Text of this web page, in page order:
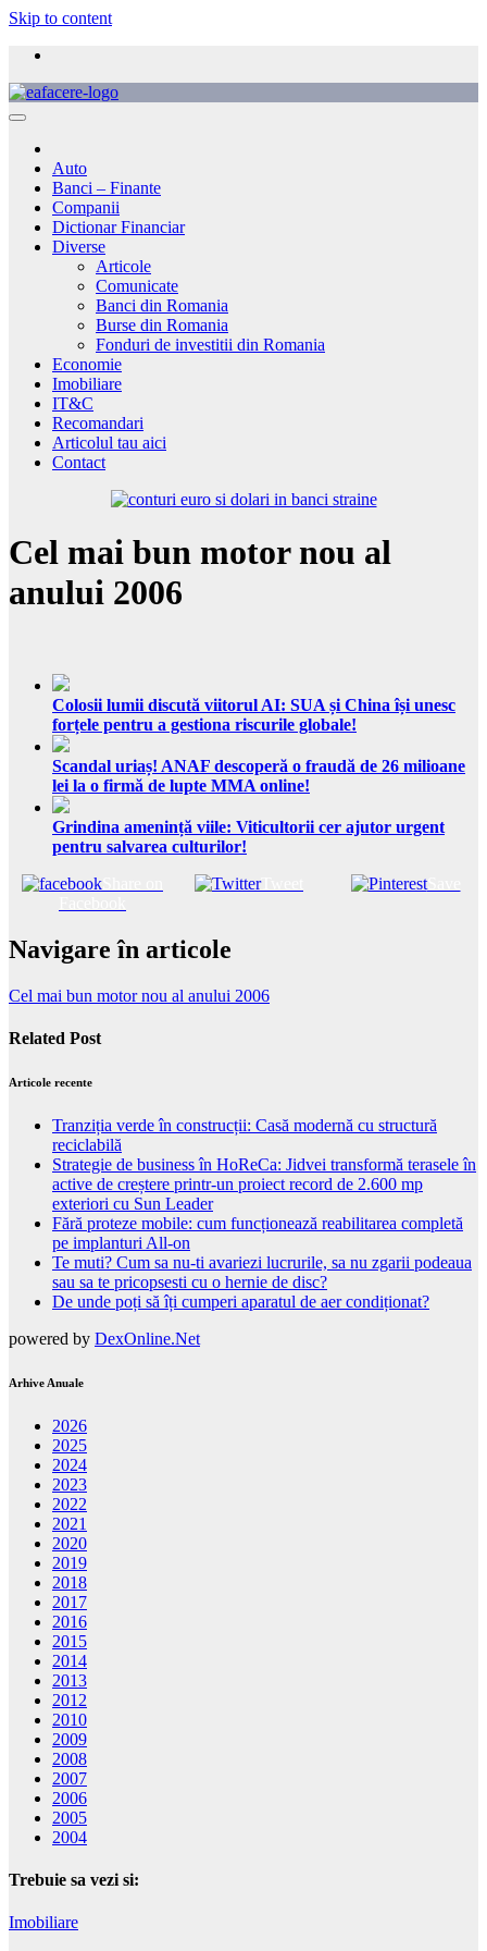
Skip to content
Auto
Banci – Finante
Companii
Dictionar Financiar
Diverse
Articole
Comunicate
Banci din Romania
Burse din Romania
Fonduri de investitii din Romania
Economie
Imobiliare
IT&C
Recomandari
Articolul tau aici
Contact
Cel mai bun motor nou al
anului 2006
Colosii lumii discută viitorul AI: SUA și China își unesc
forțele pentru a gestiona riscurile globale!
Scandal uriaș! ANAF descoperă o fraudă de 26 milioane
lei la o firmă de lupte MMA online!
Grindina amenință viile: Viticultorii cer ajutor urgent
pentru salvarea culturilor!
Tweet Save
Navigare în articole
Cel mai bun motor nou al anului 2006
Related Post
Articole recente
Tranziția verde în construcții: Casă modernă cu structură
reciclabilă
Strategie de business în HoReCa: Jidvei transformă terasele în
active de creștere printr-un proiect record de 2.600 mp
exteriori cu Sun Leader
Fără proteze mobile: cum funcționează reabilitarea completă
pe implanturi All-on
Te muti? Cum sa nu-ti avariezi lucrurile, sa nu zgarii podeaua
sau sa te pricopsesti cu o hernie de disc?
De unde poți să îți cumperi aparatul de aer condiționat?
powered by DexOnline.Net
Arhive Anuale
2026
2025
2024
2023
2022
2021
2020
2019
2018
2017
2016
2015
2014
2013
2012
2010
2009
2008
2007
2006
2005
2004
Trebuie sa vezi si:
Imobiliare